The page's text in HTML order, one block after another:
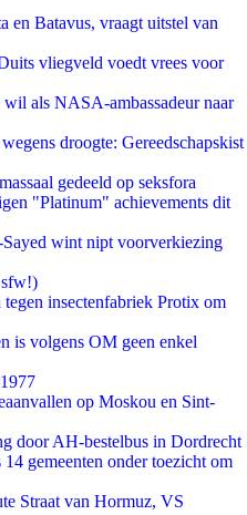
en Batavus, vraagt uitstel van
vliegveld voedt vrees voor
als NASA-ambassadeur naar
droogte: Gereedschapskist
gedeeld op seksfora
"Platinum" achievements dit
wint nipt voorverkiezing
insectenfabriek Protix om
is volgens OM geen enkel
op Moskou en Sint-
door AH-bestelbus in Dordrecht
gemeenten onder toezicht om
Straat van Hormuz, VS